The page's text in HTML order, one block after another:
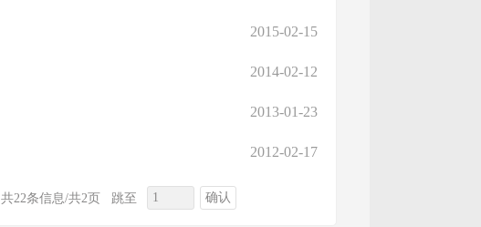
2015-02-15
2014-02-12
2013-01-23
2012-02-17
共22条信息/共2页 跳至 确认